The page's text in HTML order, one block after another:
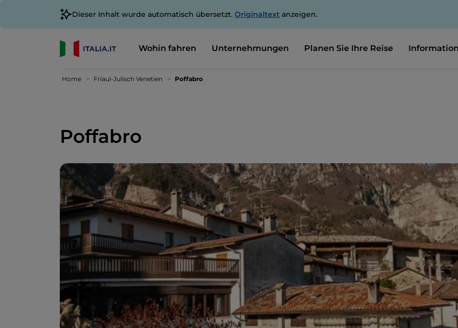
Dieser Inhalt wurde automatisch übersetzt. Originaltext anzeigen.
Wohin fahren Unternehmungen Planen Sie Ihre Reise
Home Friaul-Julisch Venetien Poffabro
Poffabro